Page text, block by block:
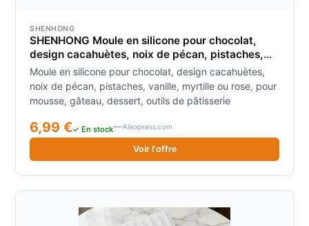
brillantes et lisses à partager lors de moments
conviviaux.
SHENHONG
SHENHONG Moule en silicone pour chocolat,
design cacahuètes, noix de pécan, pistaches,
vanille, myrtille ou rose, pour mousse, gâteau,
dessert, outils de pâtisserie
Moule en silicone pour chocolat, design cacahuètes,
noix de pécan, pistaches, vanille, myrtille ou rose, pour
mousse, gâteau, dessert, outils de pâtisserie
6,99 €✓ En stock Aliexpress.com
Voir l'offre